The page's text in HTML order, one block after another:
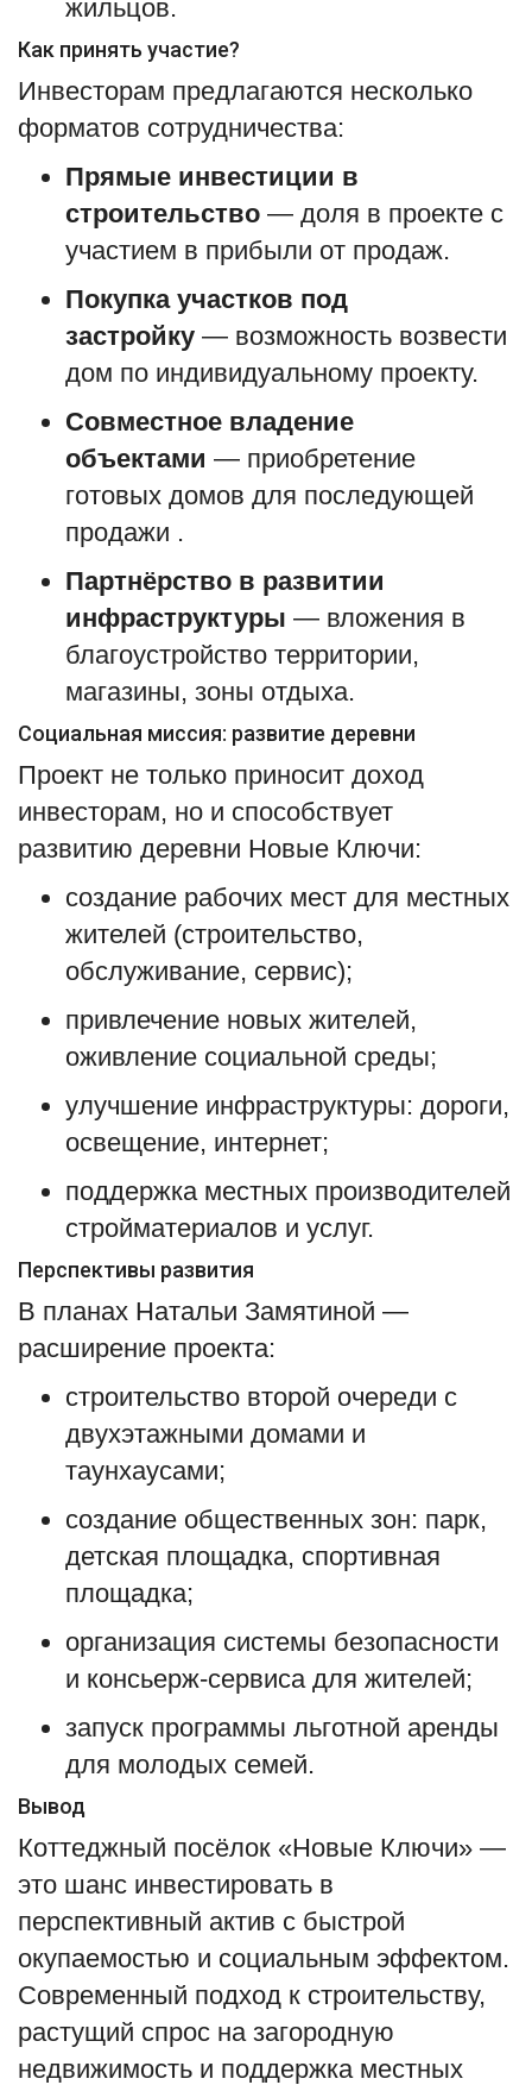
жильцов.
Как принять участие?
Инвесторам предлагаются несколько
форматов сотрудничества:
Прямые инвестиции в
строительство — доля в проекте с
участием в прибыли от продаж.
Покупка участков под
застройку — возможность возвести
дом по индивидуальному проекту.
Совместное владение
объектами — приобретение
готовых домов для последующей
продажи .
Партнёрство в развитии
инфраструктуры — вложения в
благоустройство территории,
магазины, зоны отдыха.
Социальная миссия: развитие деревни
Проект не только приносит доход
инвесторам, но и способствует
развитию деревни Новые Ключи:
создание рабочих мест для местных
жителей (строительство,
обслуживание, сервис);
привлечение новых жителей,
оживление социальной среды;
улучшение инфраструктуры: дороги,
освещение, интернет;
поддержка местных производителей
стройматериалов и услуг.
Перспективы развития
В планах Натальи Замятиной —
расширение проекта:
строительство второй очереди с
двухэтажными домами и
таунхаусами;
создание общественных зон: парк,
детская площадка, спортивная
площадка;
организация системы безопасности
и консьерж‑сервиса для жителей;
запуск программы льготной аренды
для молодых семей.
Вывод
Коттеджный посёлок «Новые Ключи» —
это шанс инвестировать в
перспективный актив с быстрой
окупаемостью и социальным эффектом.
Современный подход к строительству,
растущий спрос на загородную
недвижимость и поддержка местных